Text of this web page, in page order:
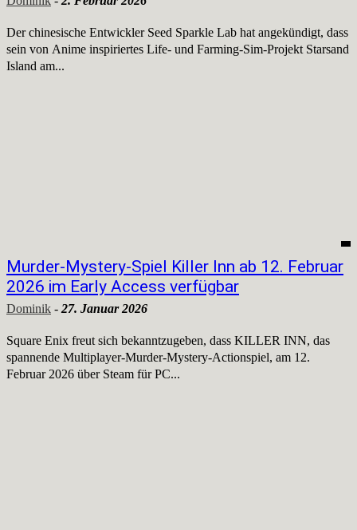
Der chinesische Entwickler Seed Sparkle Lab hat angekündigt, dass
sein von Anime inspiriertes Life‑ und Farming‑Sim‑Projekt Starsand
Island am...
Murder-Mystery-Spiel Killer Inn ab 12. Februar
2026 im Early Access verfügbar
Dominik - 27. Januar 2026
Square Enix freut sich bekanntzugeben, dass KILLER INN, das
spannende Multiplayer‑Murder‑Mystery‑Actionspiel, am 12.
Februar 2026 über Steam für PC...